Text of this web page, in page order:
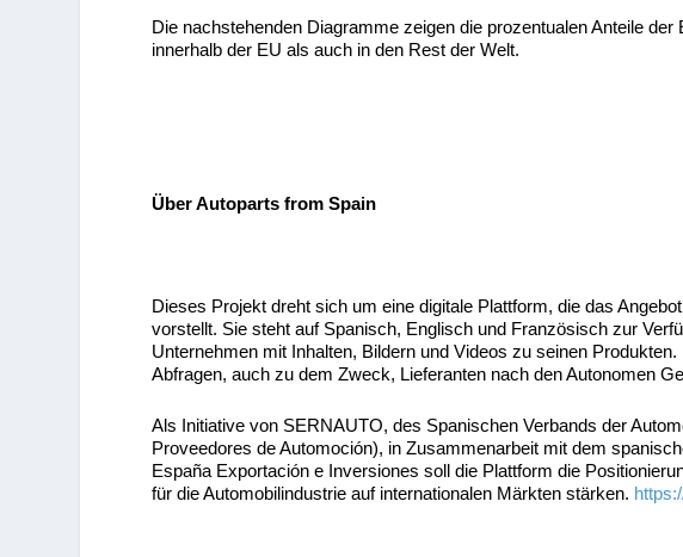
Die nachstehenden Diagramme zeigen die prozentualen Anteile
innerhalb der EU als auch in den Rest der Welt.
Über Autoparts from Spain
Dieses Projekt dreht sich um eine digitale Plattform, die das
vorstellt. Sie steht auf Spanisch, Englisch und Französisch zur
Unternehmen mit Inhalten, Bildern und Videos zu seinen
Abfragen, auch zu dem Zweck, Lieferanten nach den Autonomen
Als Initiative von SERNAUTO, des Spanischen Verbands der
Proveedores de Automoción), in Zusammenarbeit mit dem
España Exportación e Inversiones soll die Plattform die
für die Automobilindustrie auf internationalen Märkten stärken.